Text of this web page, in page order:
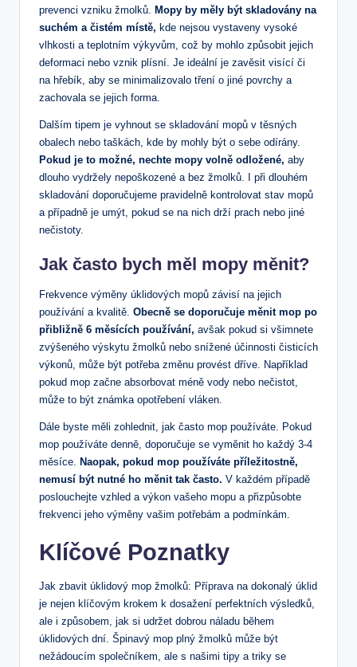
prevenci vzniku žmolků. Mopy by měly být skladovány na
suchém a čistém místě, kde nejsou vystaveny vysoké
vlhkosti a teplotním výkyvům, což by mohlo způsobit jejich
deformaci nebo vznik plísní. Je ideální je zavěsit visící či
na hřebík, aby se minimalizovalo ⁣tření o jiné povrchy a⁤
zachovala⁣ se jejich forma.
Dalším tipem je ⁢vyhnout se‍ skladování mopů v těsných
obalech ⁢nebo⁤ taškách, kde by mohly být o sebe odírány.‌
Pokud je to​ možné,⁢ nechte mopy volně odložené, aby
dlouho‌ vydržely nepoškozené a ⁢bez žmolků. I při dlouhém
skladování doporučujeme pravidelně kontrolovat stav mopů
a případně je umýt, pokud se na nich drží prach nebo ⁤jiné
nečistoty.
Jak často ‍bych měl mopy měnit?
Frekvence výměny‍ úklidových mopů závisí na jejich
používání a​ kvalitě. Obecně ​se doporučuje měnit mop po
přibližně ‍6 měsících používání, avšak pokud si všimnete
zvýšeného výskytu žmolků nebo snížené účinnosti čisticích
výkonů, může být potřeba změnu provést dříve. Například
pokud mop začne absorbovat méně vody nebo nečistot,
může to být známka opotřebení vláken.
Dále byste měli zohlednit, jak často mop používáte. Pokud
mop používáte denně, doporučuje ⁤se vyměnit⁢ ho⁤ každý 3-4
měsíce. Naopak,‍ pokud⁣ mop používáte příležitostně,
nemusí​ být nutné ho měnit tak často. V každém případě
poslouchejte vzhled a výkon vašeho mopu a přizpůsobte‌
frekvenci jeho výměny vašim potřebám a​ podmínkám.
Klíčové Poznatky
Jak zbavit úklidový mop žmolků: Příprava na dokonalý úklid
je nejen klíčovým⁤ krokem k dosažení perfektních výsledků,
ale⁤ i ⁤způsobem, jak si udržet dobrou náladu během
úklidových dní. Špinavý mop plný žmolků může být
nežádoucím společníkem, ale s našimi tipy a triky se‍